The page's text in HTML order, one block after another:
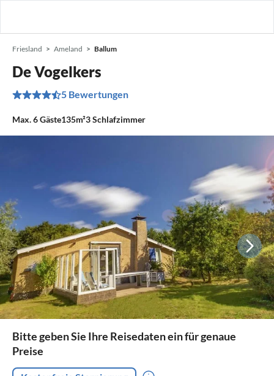
Friesland Ameland Ballum
De Vogelkers
5 Bewertungen
Max.6Gäste135m²3Schlafzimmer
Bitte geben Sie Ihre Reisedaten ein für genaue
Preise